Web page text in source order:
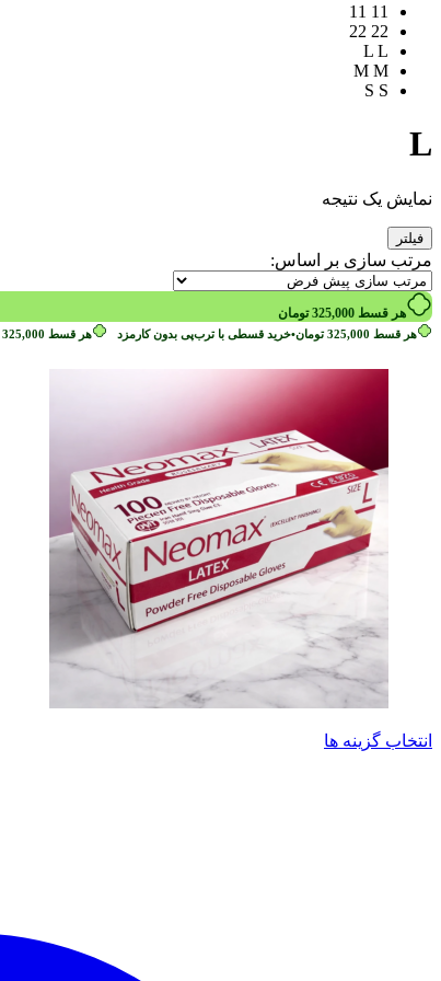
11
11
22
22
L L
M M
S S
L
نمایش یک نتیجه
فیلتر
مرتب سازی بر اساس:
هر قسط 325,000 تومان
هر قسط 325,000 تومان•خرید قسطی با ترب‌پی بدون کارمزد هر قسط 325,000
انتخاب گزینه ها